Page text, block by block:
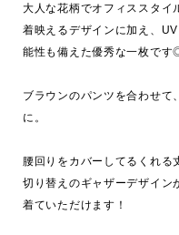
大人な花柄でオフィススタイ
着映えるデザインに加え、
能性も備えた優秀な一枚です
ブラウンのパンツを合わせて
に。
腰回りをカバーしてるくれる
切り替えのギャザーデザイン
着ていただけます！